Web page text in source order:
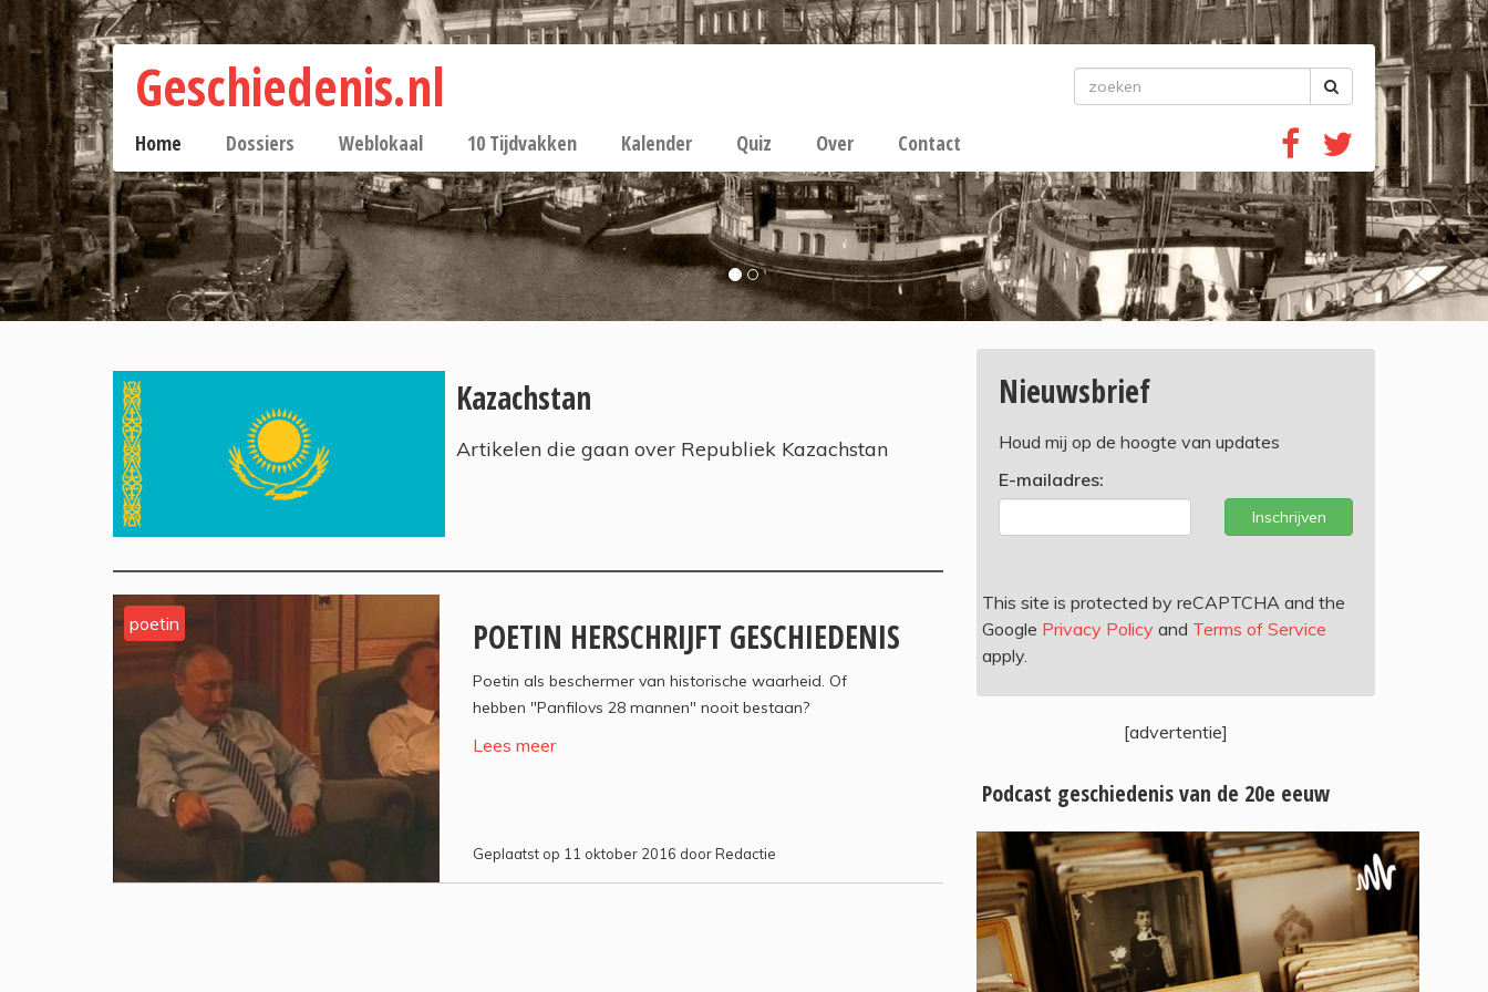
Geschiedenis.nl
Home Dossiers Weblokaal 10 Tijdvakken Kalender Quiz Over Contact
Kazachstan
Artikelen die gaan over Republiek Kazachstan
poetin POETIN HERSCHRIJFT GESCHIEDENIS
Poetin als beschermer van historische waarheid. Of
hebben "Panfilovs 28 mannen" nooit bestaan?
Lees meer
Geplaatst op 11 oktober 2016 door Redactie
Nieuwsbrief
Houd mij op de hoogte van updates
E-mailadres:
Inschrijven
This site is protected by reCAPTCHA and the
Google Privacy Policy and Terms of Service
apply.
[advertentie]
Podcast geschiedenis van de 20e eeuw